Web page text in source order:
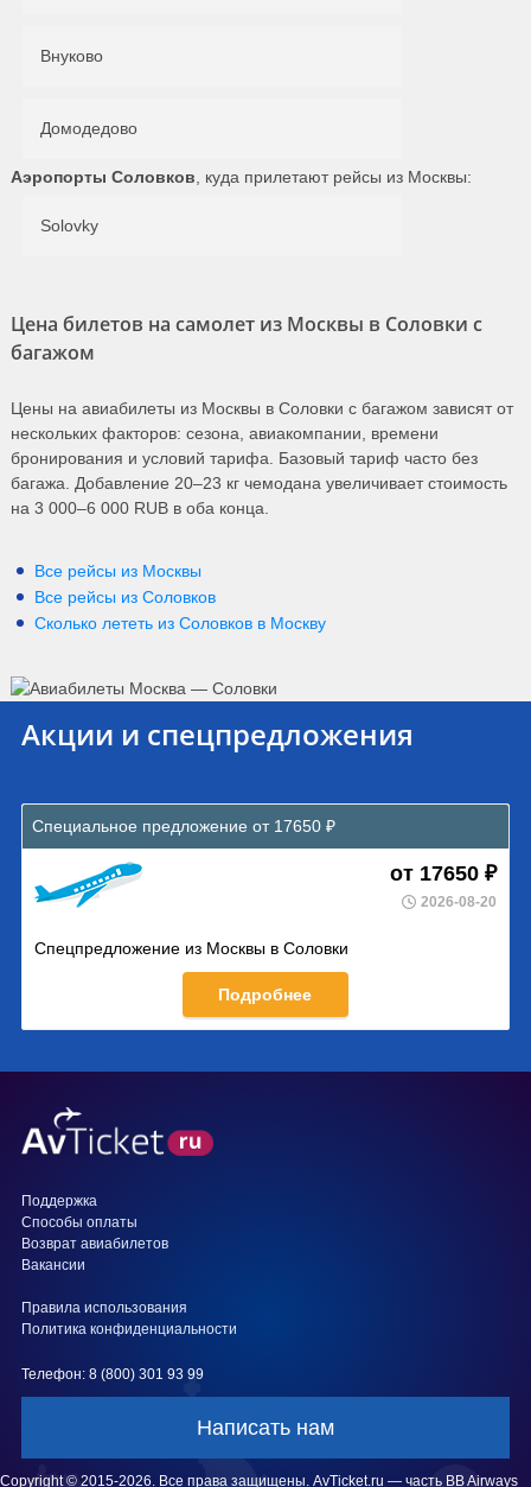
Внуково
Домодедово
Аэропорты Соловков , куда прилетают рейсы из Москвы:
Solovky
Цена билетов на самолет из Москвы в Соловки с
багажом
Цены на авиабилеты из Москвы в Соловки с багажом зависят от
нескольких факторов: сезона, авиакомпании, времени
бронирования и условий тарифа. Базовый тариф часто без
багажа. Добавление 20–23 кг чемодана увеличивает стоимость
на 3 000–6 000 RUB в оба конца.
Все рейсы из Москвы
Все рейсы из Соловков
Сколько лететь из Соловков в Москву
Акции и спецпредложения
Специальное предложение от 17650 ₽
от 17650 ₽
2026-08-20
Спецпредложение из Москвы в Соловки
Подробнее
Поддержка
Способы оплаты
Возврат авиабилетов
Вакансии
Правила использования
Политика конфиденциальности
Телефон: 8 (800) 301 93 99
Написать нам
Copyright © 2015-2026. Все права защищены. AvTicket.ru — часть BB Airways